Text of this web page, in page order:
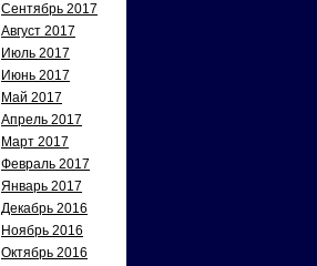
Сентябрь 2017
Август 2017
Июль 2017
Июнь 2017
Май 2017
Апрель 2017
Март 2017
Февраль 2017
Январь 2017
Декабрь 2016
Ноябрь 2016
Октябрь 2016